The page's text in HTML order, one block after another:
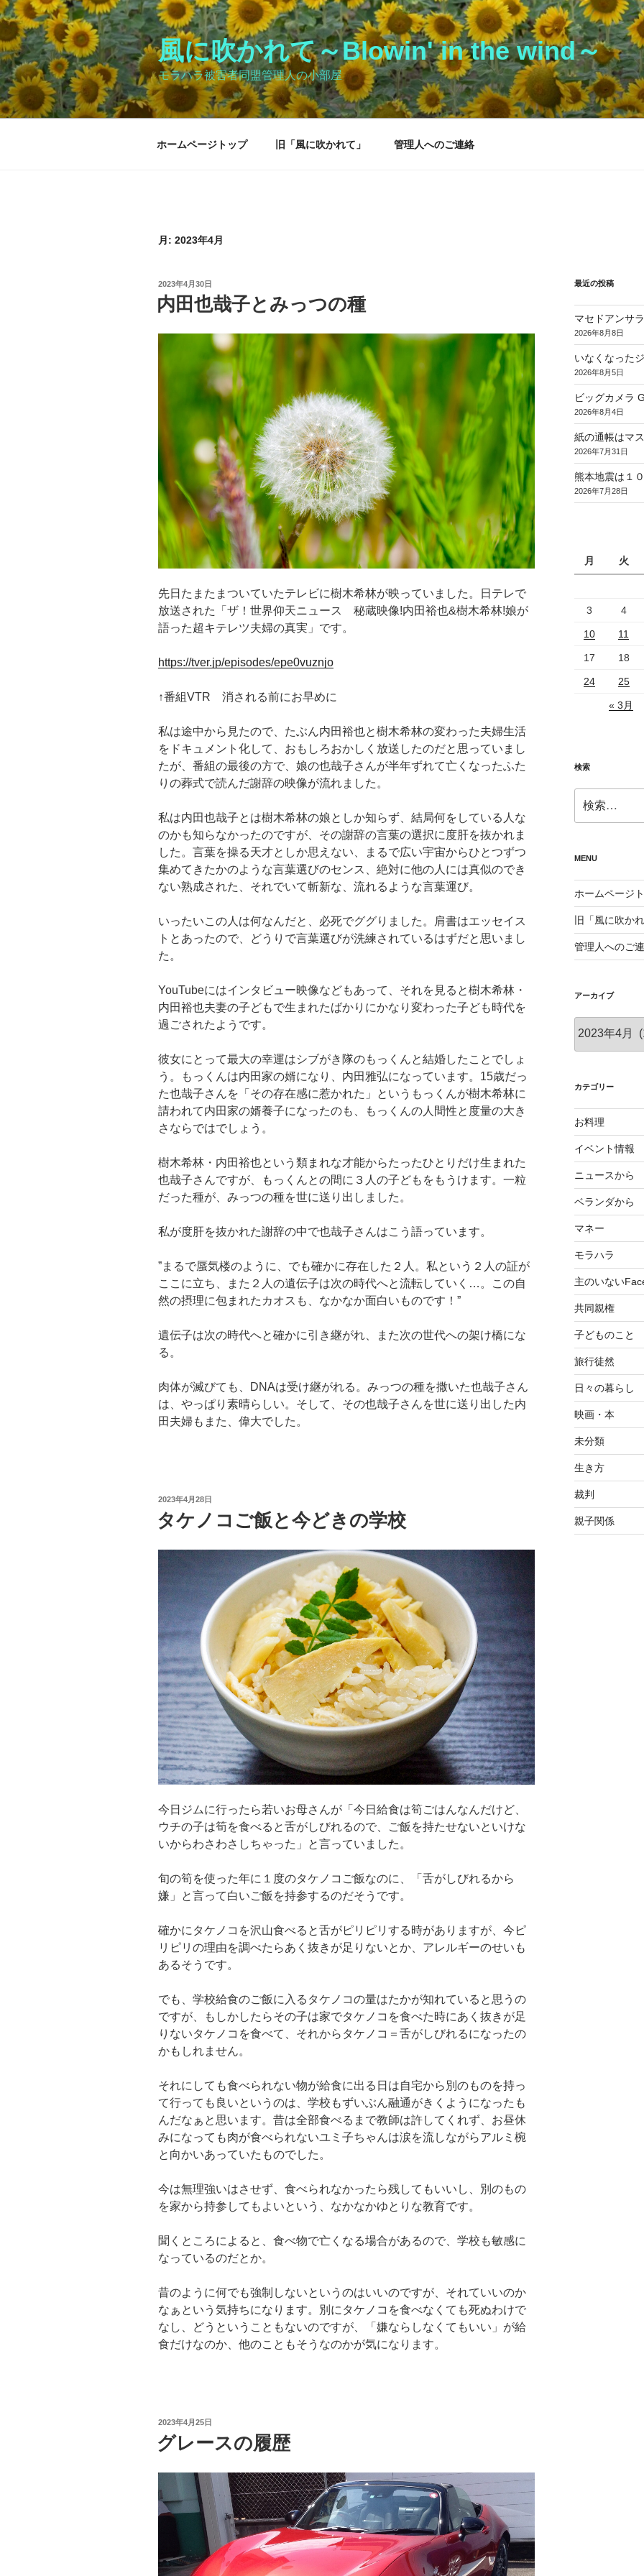
コ
ン
テ
ン
ツ
へ
ス
風に吹かれて～Blowin' in the wind～
モラハラ被害者同盟管理人の小部屋
ホームページトップ 旧「風に吹かれて」 管理人へのご連絡
月: 2023年4月
投
稿
日:
2023年4月30日
内田也哉子とみっつの種
先日たまたまついていたテレビに樹木希林が映っていました。日テレで
放送された「ザ！世界仰天ニュース 秘蔵映像!内田裕也&樹木希林!娘が
語った超キテレツ夫婦の真実」です。
https://tver.jp/episodes/epe0vuznjo
↑番組VTR 消される前にお早めに
私は途中から見たので、たぶん内田裕也と樹木希林の変わった夫婦生活
をドキュメント化して、おもしろおかしく放送したのだと思っていまし
たが、番組の最後の方で、娘の也哉子さんが半年ずれて亡くなったふた
りの葬式で読んだ謝辞の映像が流れました。
私は内田也哉子とは樹木希林の娘としか知らず、結局何をしている人な
のかも知らなかったのですが、その謝辞の言葉の選択に度肝を抜かれま
した。言葉を操る天才としか思えない、まるで広い宇宙からひとつずつ
集めてきたかのような言葉選びのセンス、絶対に他の人には真似のでき
ない熟成された、それでいて斬新な、流れるような言葉運び。
いったいこの人は何なんだと、必死でググりました。肩書はエッセイス
トとあったので、どうりで言葉選びが洗練されているはずだと思いまし
た。
YouTubeにはインタビュー映像などもあって、それを見ると樹木希林・
内田裕也夫妻の子どもで生まれたばかりにかなり変わった子ども時代を
過ごされたようです。
彼女にとって最大の幸運はシブがき隊のもっくんと結婚したことでしょ
う。もっくんは内田家の婿になり、内田雅弘になっています。15歳だっ
た也哉子さんを「その存在感に惹かれた」というもっくんが樹木希林に
請われて内田家の婿養子になったのも、もっくんの人間性と度量の大き
さならではでしょう。
樹木希林・内田裕也という類まれな才能からたったひとりだけ生まれた
也哉子さんですが、もっくんとの間に３人の子どもをもうけます。一粒
だった種が、みっつの種を世に送り出しました。
私が度肝を抜かれた謝辞の中で也哉子さんはこう語っています。
”まるで蜃気楼のように、でも確かに存在した２人。私という２人の証が
ここに立ち、また２人の遺伝子は次の時代へと流転していく…。この自
然の摂理に包まれたカオスも、なかなか面白いものです！”
遺伝子は次の時代へと確かに引き継がれ、また次の世代への架け橋にな
る。
肉体が滅びても、DNAは受け継がれる。みっつの種を撒いた也哉子さん
は、やっぱり素晴らしい。そして、その也哉子さんを世に送り出した内
田夫婦もまた、偉大でした。
投
稿
日:
2023年4月28日
タケノコご飯と今どきの学校
今日ジムに行ったら若いお母さんが「今日給食は筍ごはんなんだけど、
ウチの子は筍を食べると舌がしびれるので、ご飯を持たせないといけな
いからわさわさしちゃった」と言っていました。
旬の筍を使った年に１度のタケノコご飯なのに、「舌がしびれるから
嫌」と言って白いご飯を持参するのだそうです。
確かにタケノコを沢山食べると舌がピリピリする時がありますが、今ピ
リピリの理由を調べたらあく抜きが足りないとか、アレルギーのせいも
あるそうです。
でも、学校給食のご飯に入るタケノコの量はたかが知れていると思うの
ですが、もしかしたらその子は家でタケノコを食べた時にあく抜きが足
りないタケノコを食べて、それからタケノコ＝舌がしびれるになったの
かもしれません。
それにしても食べられない物が給食に出る日は自宅から別のものを持っ
て行っても良いというのは、学校もずいぶん融通がきくようになったも
んだなぁと思います。昔は全部食べるまで教師は許してくれず、お昼休
みになっても肉が食べられないユミ子ちゃんは涙を流しながらアルミ椀
と向かいあっていたものでした。
今は無理強いはさせず、食べられなかったら残してもいいし、別のもの
を家から持参してもよいという、なかなかゆとりな教育です。
聞くところによると、食べ物で亡くなる場合があるので、学校も敏感に
なっているのだとか。
昔のように何でも強制しないというのはいいのですが、それていいのか
なぁという気持ちになります。別にタケノコを食べなくても死ぬわけで
なし、どうということもないのですが、「嫌ならしなくてもいい」が給
食だけなのか、他のこともそうなのかが気になります。
投
日:
2023年4月25日
グレースの履歴
最近の投稿
マセドアンサ
2026年8月8日
いなくなった
2026年8月5日
ビッグカメラ
2026年8月4日
紙の通帳はマ
2026年7月31日
熊本地震は１
2026年7月28日
月 火
3 4
10 11
17 18
24 25
« 3月
検索
索:
MENU
ホームページ
旧「風に吹か
管理人へのご
アーカイブ
ー
ブ
カテゴリー
お料理
イベント情報
ニュースから
ベランダから
マネー
モラハラ
主のいない
共同親権
子どものこと
旅行徒然
日々の暮らし
映画・本
未分類
生き方
裁判
親子関係